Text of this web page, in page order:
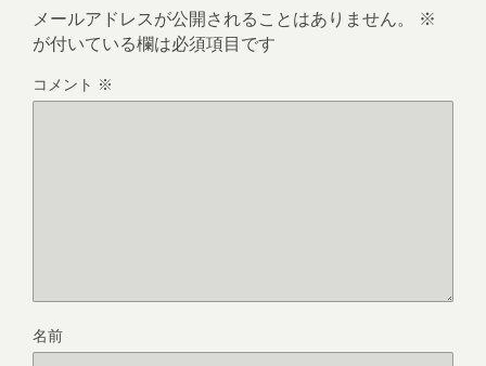
メールアドレスが公開されることはありません。
※
が付いている欄は必須項目です
コメント ※
名前